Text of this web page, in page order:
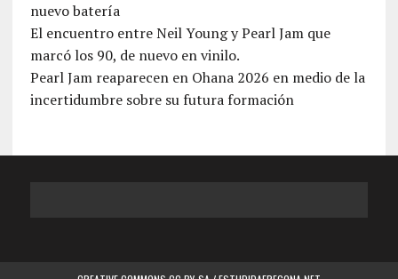
nuevo batería
El encuentro entre Neil Young y Pearl Jam que
marcó los 90, de nuevo en vinilo.
Pearl Jam reaparecen en Ohana 2026 en medio de la
incertidumbre sobre su futura formación